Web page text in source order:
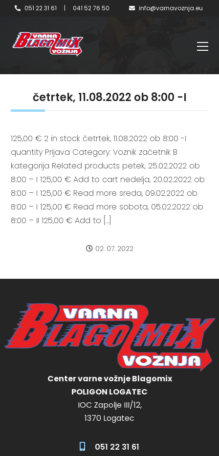
051 22 31 61 | 041 52 76 50 info@varnavoznja.eu
četrtek, 11.08.2022 ob 8:00 -I
125,00 € 2 in stock četrtek, 11.08.2022 ob 8:00 -I
quantity Prijava Category: Voznik začetnik B
kategorija Related products petek, 25.02.2022 ob
8:00 – I 125,00 € Add to cart nedelja, 20.02.2022 ob
8:00 – I 125,00 € Read more sreda, 09.02.2022 ob
8:00 – I 125,00 € Read more sobota, 05.02.2022 ob
8:00 – II 125,00 € Add to […]
02. 07. 2022
Center varne vožnje Blagomix
POLIGON LOGATEC
IOC Zapolje III/12,
1370 Logatec
051 22 31 61